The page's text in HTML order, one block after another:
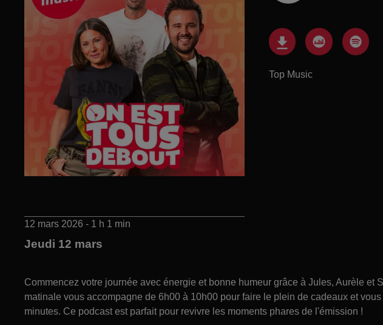
Top Music
12 mars 2026 - 1 h 1 min
Jeudi 12 mars
Commencez votre journée avec énergie et bonne humeur grâce à Jules, Aurèle et
matinale vous accompagne de 6h00 à 10h00 pour faire le plein de cadeaux et
minutes. Ce podcast est parfait pour revivre les moments phares de l'émission !